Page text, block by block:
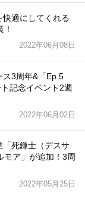
快適にしてくれる
2022年06月08日
ス3周年&「Ep.5
記念イベント2週
2022年06月02日
「死鎌士（デスサ
モア」が追加！3周
2022年05月25日